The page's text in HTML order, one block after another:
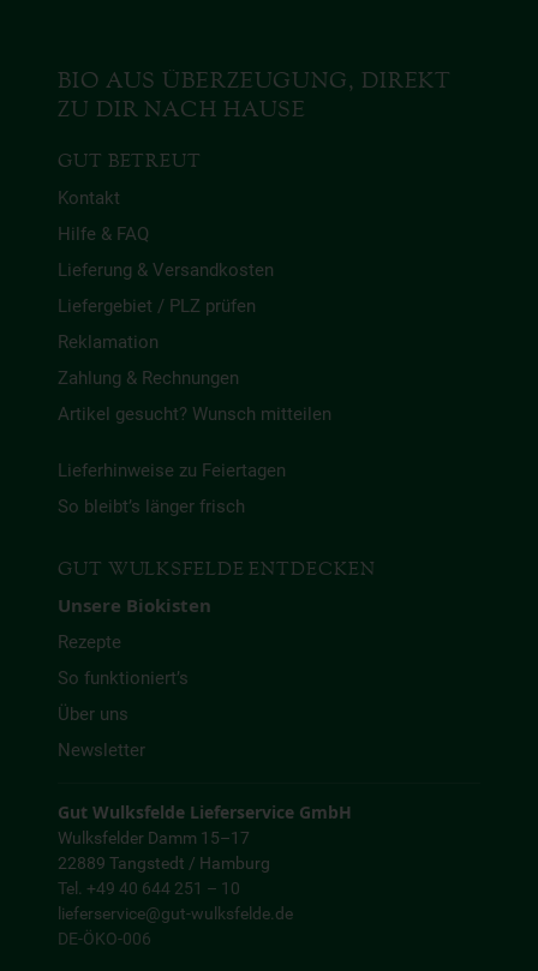
BIO AUS ÜBERZEUGUNG, DIREKT
ZU DIR NACH HAUSE
GUT BETREUT
Kontakt
Hilfe & FAQ
Lieferung & Versandkosten
Liefergebiet / PLZ prüfen
Reklamation
Zahlung & Rechnungen
Artikel gesucht? Wunsch mitteilen
Lieferhinweise zu Feiertagen
So bleibt’s länger frisch
GUT WULKSFELDE ENTDECKEN
Unsere Biokisten
Rezepte
So funktioniert’s
Über uns
Newsletter
Gut Wulksfelde Lieferservice GmbH
Wulksfelder Damm 15–17
22889 Tangstedt / Hamburg
Tel. +49 40 644 251 – 10
lieferservice@gut-wulksfelde.de
DE-ÖKO-006